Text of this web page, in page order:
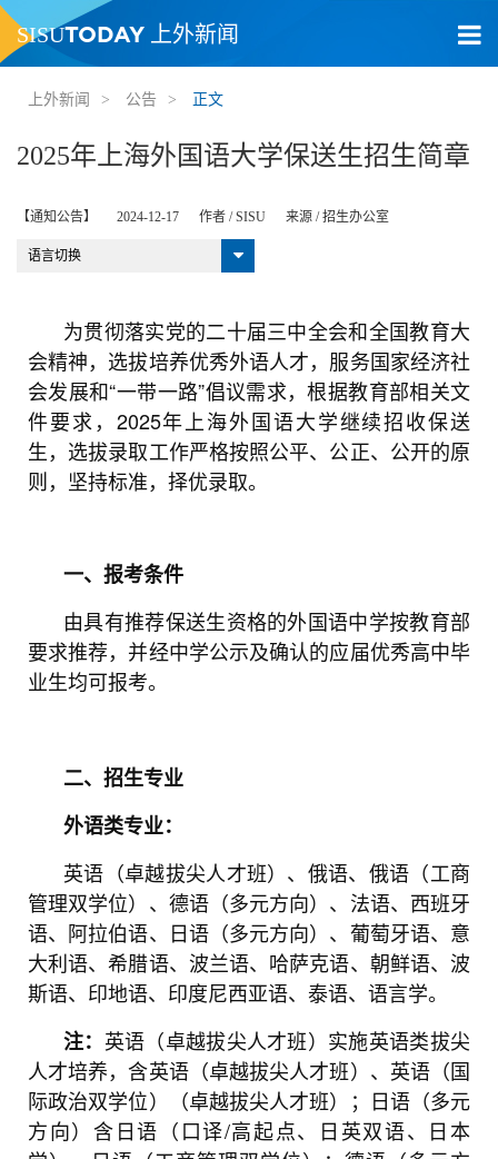
SISUTODAY 上外新闻
上外新闻 > 公告 > 正文
2025年上海外国语大学保送生招生简章
【通知公告】 2024-12-17 作者 /SISU 来源 /招生办公室
语言切换
为贯彻落实党的二十届三中全会和全国教育大
会精神，选拔培养优秀外语人才，服务国家经济社
会发展和“一带一路”倡议需求，根据教育部相关文
件要求，2025年上海外国语大学继续招收保送
生，选拔录取工作严格按照公平、公正、公开的原
则，坚持标准，择优录取。
一、报考条件
由具有推荐保送生资格的外国语中学按教育部
要求推荐，并经中学公示及确认的应届优秀高中毕
业生均可报考。
二、招生专业
外语类专业：
英语（卓越拔尖人才班）、俄语、俄语（工商
管理双学位）、德语（多元方向）、法语、西班牙
语、阿拉伯语、日语（多元方向）、葡萄牙语、意
大利语、希腊语、波兰语、哈萨克语、朝鲜语、波
斯语、印地语、印度尼西亚语、泰语、语言学。
注： 英语（卓越拔尖人才班）实施英语类拔尖
人才培养，含英语（卓越拔尖人才班）、英语（国
际政治双学位）（卓越拔尖人才班）；日语（多元
方向）含日语（口译/高起点、日英双语、日本